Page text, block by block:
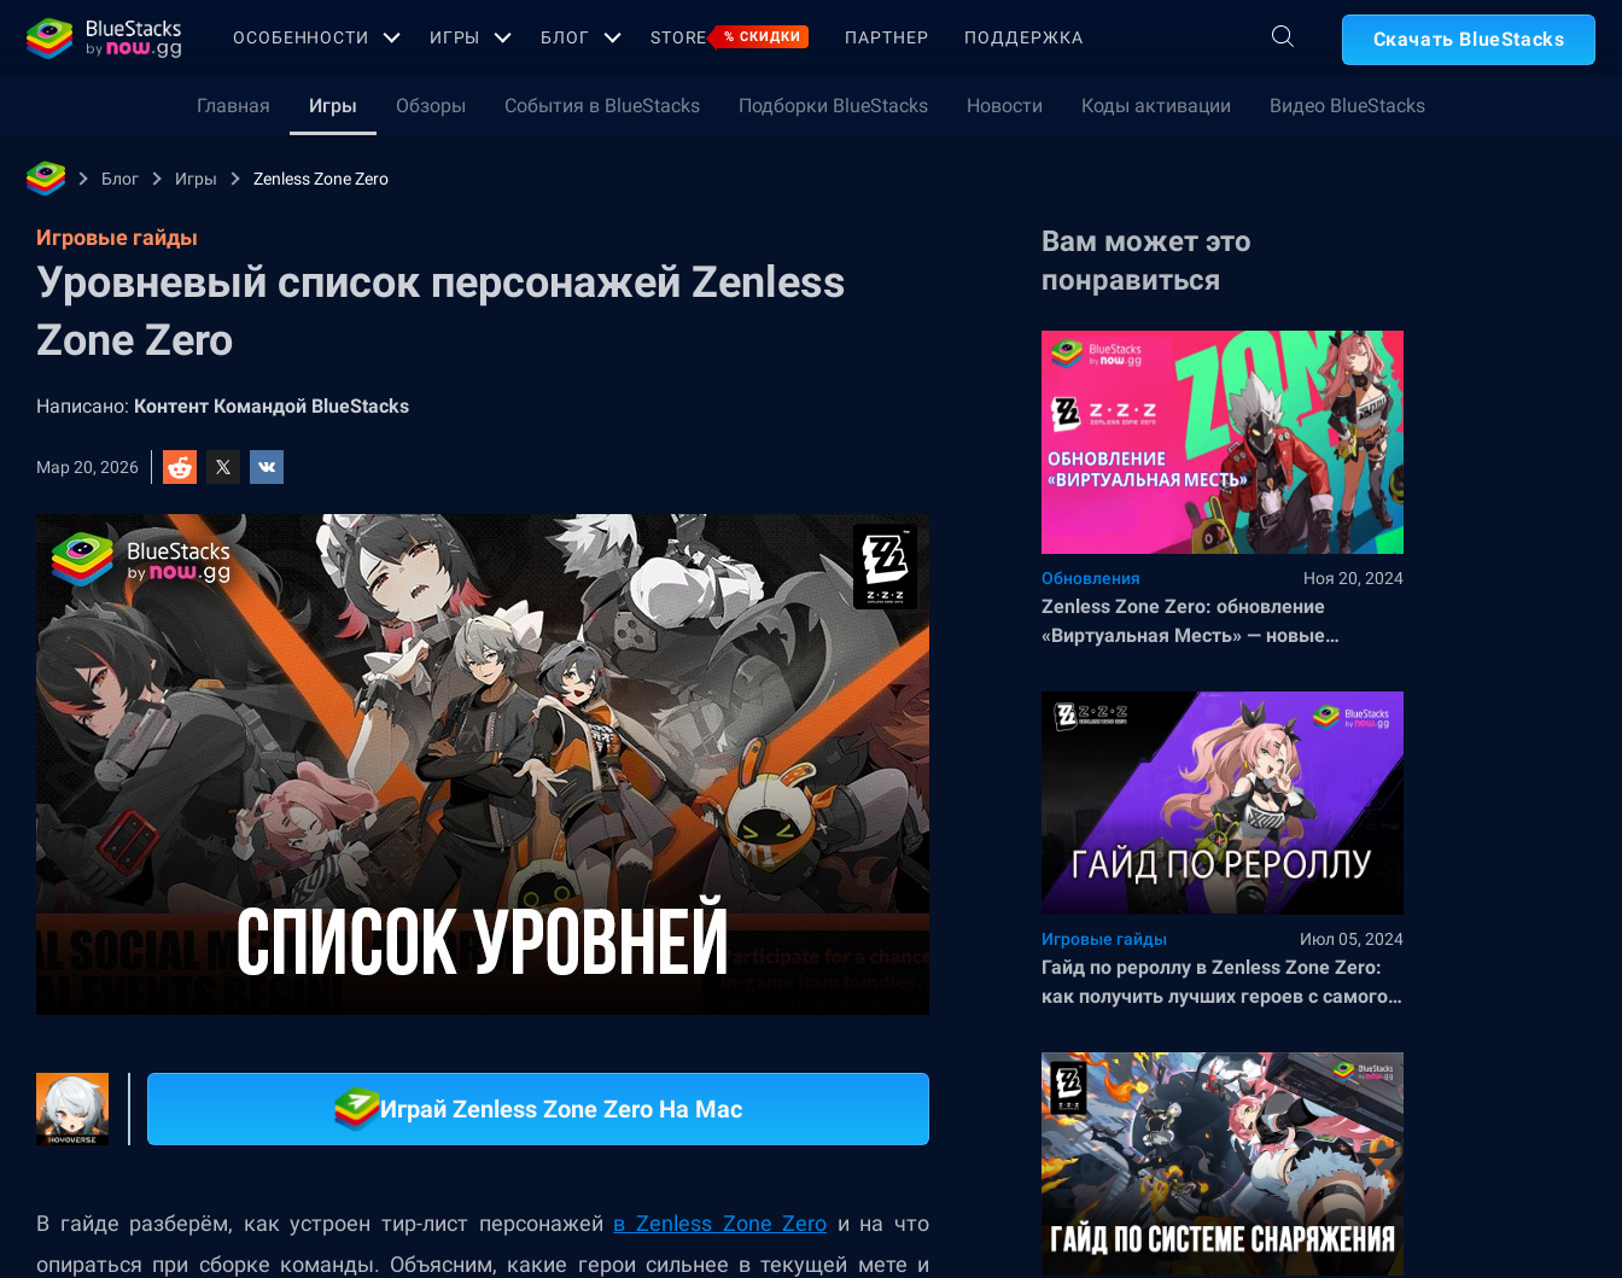
OСОБЕННОСТИ ИГРЫ БЛОГ STORE % СКИДКИ ПАРТНЕР ПОДДЕРЖКА Скачать BlueStacks
Главная Игры Обзоры События в BlueStacks Подборки BlueStacks Новости Коды активации Видео BlueStacks
Блог Игры Zenless Zone Zero
Игровые гайды
Уровневый список персонажей Zenless
Zone Zero
Написано: Контент Командой BlueStacks
Мар 20, 2026
Играй Zenless Zone Zero На Mac
В гайде разберём, как устроен тир-лист персонажей в Zenless Zone Zero и на что
опираться при сборке команды. Объясним, какие герои сильнее в текущей мете и
Вам может это
понравиться
Обновления Ноя 20, 2024
Zenless Zone Zero: обновление
«Виртуальная Месть» — новые
Игровые гайды Июл 05, 2024
Гайд по рероллу в Zenless Zone Zero:
как получить лучших героев с самого